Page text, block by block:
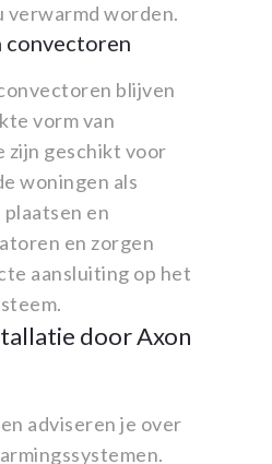
verwarmd worden.
convectoren
blijven
vorm van
zijn geschikt voor
woningen als
en
en zorgen
aansluiting op het
door Axon
adviseren je over